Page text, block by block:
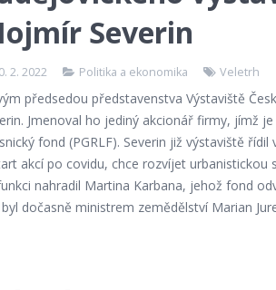
Severin
2. 2022 Politika a ekonomika Veletrh
předsedou představenstva Výstaviště
Jmenoval ho jediný akcionář firmy, jímž
fond (PGRLF). Severin již výstaviště
akcí po covidu, chce rozvíjet urbanistickou
nahradil Martina Karbana, jehož fond
dočasně ministrem zemědělství Marian